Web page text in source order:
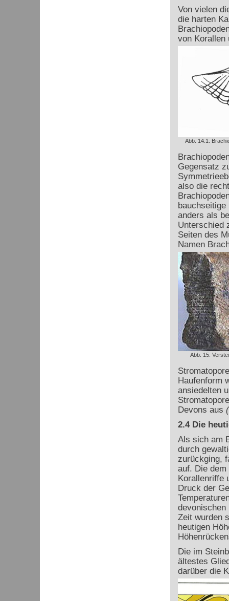
Von vielen
die harten
von Korallen
Abb. 14.1:
Gegensatz
also die
anders als
Unterschied
Seiten des
Namen
Abb. 15:
Haufenform
ansiedelten
Devons aus
2.4 Die
Als sich am
durch
zurückging,
auf. Die
Korallenriffe
Druck der
devonischen
Zeit wurden
heutigen
Die im
ältestes
darüber die